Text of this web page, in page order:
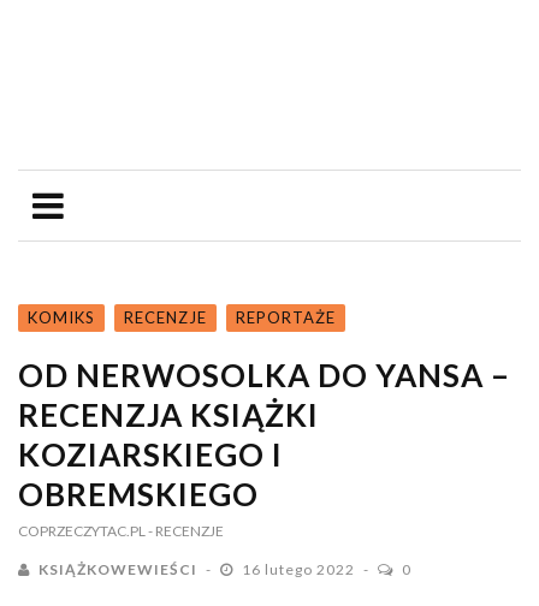
KOMIKS RECENZJE REPORTAŻE
OD NERWOSOLKA DO YANSA –
RECENZJA KSIĄŻKI
KOZIARSKIEGO I
OBREMSKIEGO
COPRZECZYTAC.PL - RECENZJE
KSIĄŻKOWEWIEŚCI 16 lutego 2022 0